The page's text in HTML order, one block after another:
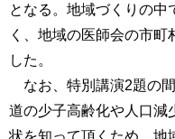
となる。地域づくりの中
く、地域の医師会の市町
した。
なお、特別講演2題の
道の少子高齢化や人口減